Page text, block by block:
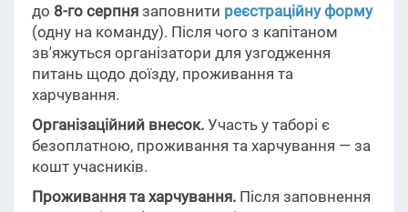
до 8-го серпня заповнити реєстраційну форму
(одну на команду). Після чого з капітаном
зв'яжуться організатори для узгодження
питань щодо доїзду, проживання та
харчування.
Організаційний внесок. Участь у таборі є
безоплатною, проживання та харчування — за
кошт учасників.
Проживання та харчування. Після заповнення